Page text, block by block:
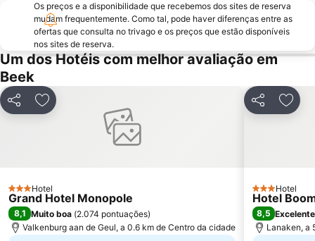
Habitat
Viersen blüht
Theater de Maaspoort
Toverland
Liège Airport
Os preços e a disponibilidade que recebemos dos sites de reserva
mudam frequentemente. Como tal, pode haver diferenças entre as
ofertas que consulta no trivago e os preços que estão disponíveis
nos sites de reserva.
Um dos Hotéis com melhor avaliação em
Beek
PartilharAdicionar aos favoritos
3 Estrelas
Hotel
Grand Hotel Monopole
8,1 Muito boa (2.074 pontuações)
Valkenburg aan de Geul, a 0.6 km de Centro da cidade
Partilhar
3 Estrelas
Hotel
Hotel
8,5 Excelente
Lanaken, a